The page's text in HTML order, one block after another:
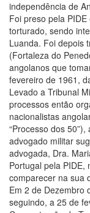
independência de
Foi preso pela
torturado, sendo
Luanda. Foi depois
(Fortaleza do
angolanos que
fevereiro de 1961,
Levado a Tribunal
processos então
nacionalistas
“Processo dos
advogado militar
advogada, Dra.
Portugal pela
comparecer na sua
Em 2 de Dezembro
seguindo, a 25 de